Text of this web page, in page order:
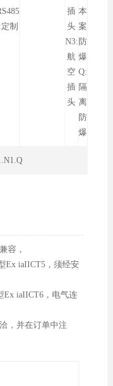
制
插
头
N3:
航
空
插
头
本
案
防
爆
Q:
隔
离
防
爆
容，
Ex iaIICT5，须经安
Ex iaIICT6，电气连
，并在订单中注